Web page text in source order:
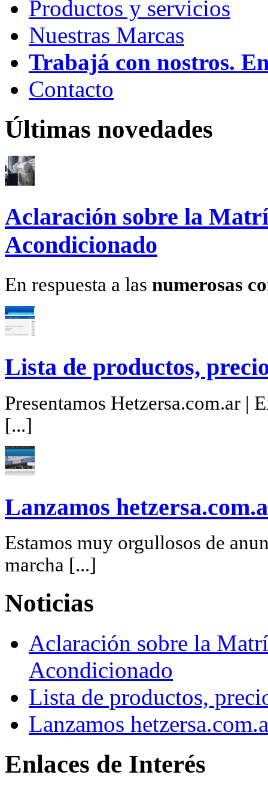
Productos y servicios
Nuestras Marcas
Trabajá con nostros.
Contacto
Últimas novedades
Aclaración sobre la
Acondicionado
En respuesta a las numerosas
Lista de productos,
Presentamos Hetzersa.com.ar |
[...]
Lanzamos
Estamos muy orgullosos de
marcha [...]
Noticias
Aclaración sobre la
Acondicionado
Lista de productos,
Lanzamos
Enlaces de Interés